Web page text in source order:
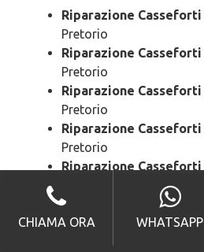
Riparazione
Pretorio
Riparazione Casseforti
Pretorio
Riparazione
Pretorio
Riparazione Casseforti
Pretorio
Riparazione Casseforti
Riparazione Casseforti
Pretorio
CHIAMA ORA WHATSAPP